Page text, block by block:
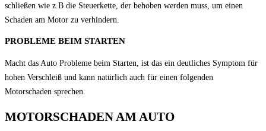
schließen wie z.B die Steuerkette, der behoben werden muss, um einen
Schaden am Motor zu verhindern.
PROBLEME BEIM STARTEN
Macht das Auto Probleme beim Starten, ist das ein deutliches Symptom für
hohen Verschleiß und kann natürlich auch für einen folgenden
Motorschaden sprechen.
MOTORSCHADEN AM AUTO